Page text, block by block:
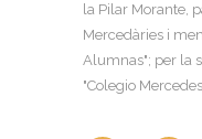
la Pilar Morante,
Mercedàries i
Alumnas"; per la
"Colegio